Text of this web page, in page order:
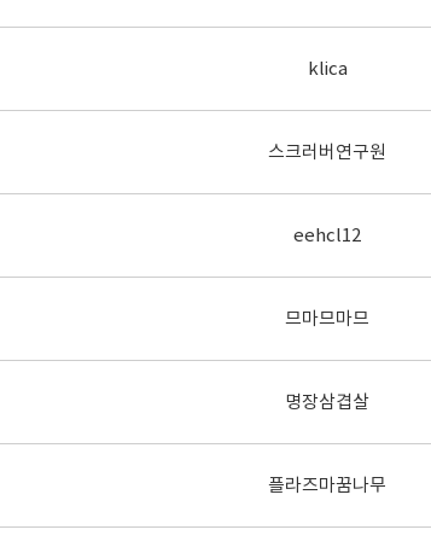
klica
스크러버연구원
eehcl12
므마므마므
명장삼겹살
플라즈마꿈나무